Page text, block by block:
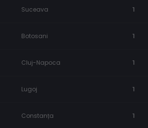
Suceava 1
Botosani 1
Cluj-Napoca 1
Lugoj 1
Constanța 1